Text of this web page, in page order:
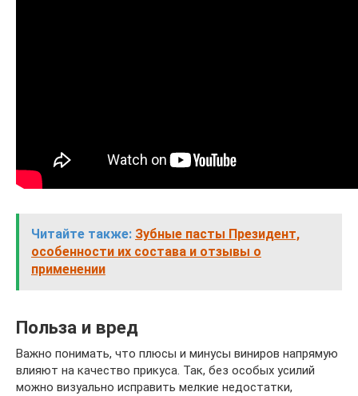
Читайте также: Зубные пасты Президент,
особенности их состава и отзывы о
применении
Польза и вред
Важно понимать, что плюсы и минусы виниров напрямую
влияют на качество прикуса. Так, без особых усилий
можно визуально исправить мелкие недостатки,